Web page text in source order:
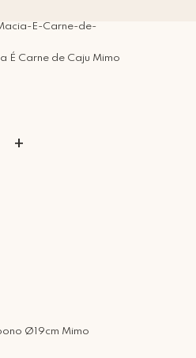
É Carne de Caju Mimo
+
Ø19cm Mimo